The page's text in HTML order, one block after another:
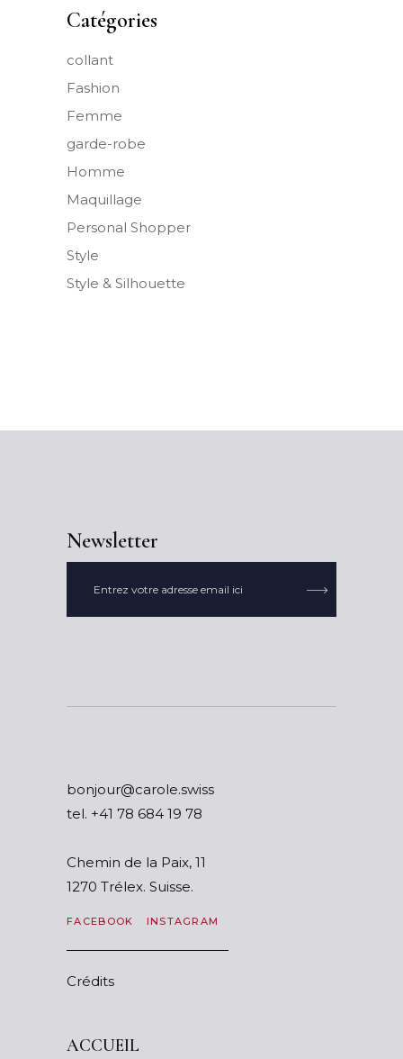
Catégories
collant
Fashion
Femme
garde-robe
Homme
Maquillage
Personal Shopper
Style
Style & Silhouette
Newsletter

ssiws.elorac@ruojnob
tel. 87 91 486 87 14+
Chemin de la Paix, 11
1270 Trélex. Suisse.
FACEBOOK INSTAGRAM
Crédits
ACCUEIL